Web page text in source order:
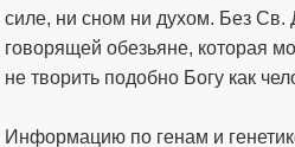
силе, ни сном ни духом. Без Св.
говорящей обезьяне, которая
не творить подобно Богу как
Информацию по генам и